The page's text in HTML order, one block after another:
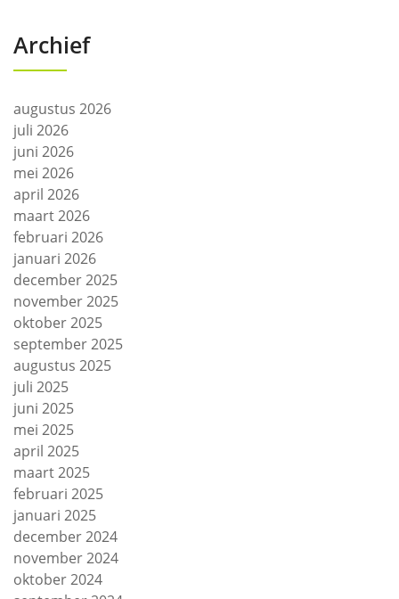
Archief
augustus 2026
juli 2026
juni 2026
mei 2026
april 2026
maart 2026
februari 2026
januari 2026
december 2025
november 2025
oktober 2025
september 2025
augustus 2025
juli 2025
juni 2025
mei 2025
april 2025
maart 2025
februari 2025
januari 2025
december 2024
november 2024
oktober 2024